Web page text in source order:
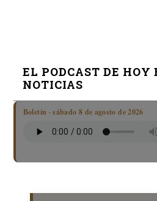
EL PODCAST DE HOY
NOTICIAS
Boletín · sábado 8 de agosto de 2026